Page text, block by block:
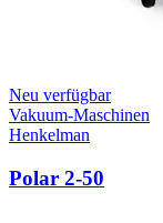
Neu verfügbar
Vakuum-Maschinen
Henkelman
Polar 2-50